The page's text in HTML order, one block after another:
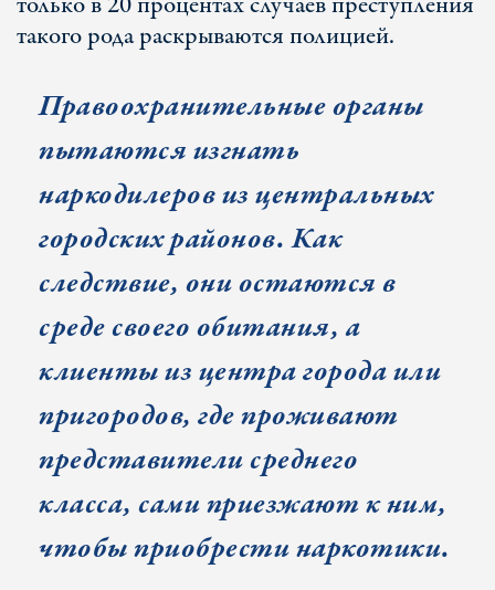
такого рода раскрываются полицией.
Правоохранительные органы
пытаются изгнать
наркодилеров из центральных
городских районов. Как
следствие, они остаются в
среде своего обитания, а
клиенты из центра города или
пригородов, где проживают
представители среднего
класса, сами приезжают к ним,
чтобы приобрести наркотики.